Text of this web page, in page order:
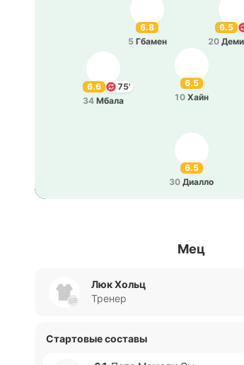
6.8
5 Гбамен
6.5
20
6.5
10 Хайн
6.6
75'
34 Мбала
6.5
30 Диалло
Мец
Люк Хольц
Тренер
Стартовые составы